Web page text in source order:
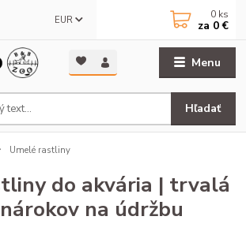
Menu
EUR
Hľadať
0 ks
za 0 €
Umelé rastliny
do akvária | trvalá
na údržbu